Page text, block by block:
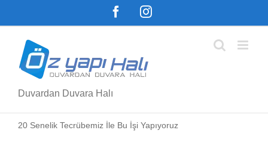
FacebookInstagram
Duvardan Duvara Halı
20 Senelik Tecrübemiz İle Bu İşi Yapıyoruz